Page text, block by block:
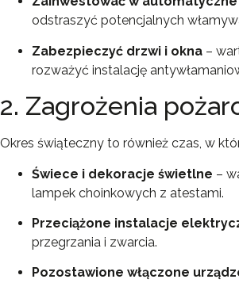
odstraszyć potencjalnych
Zabezpieczyć drzwi i okna –
rozważyć instalację
2. Zagrożenia
Okres świąteczny to również czas, w
Świece i dekoracje świetlne –
lampek choinkowych z atestami.
Przeciążone instalacje
przegrzania i zwarcia.
Pozostawione włączone